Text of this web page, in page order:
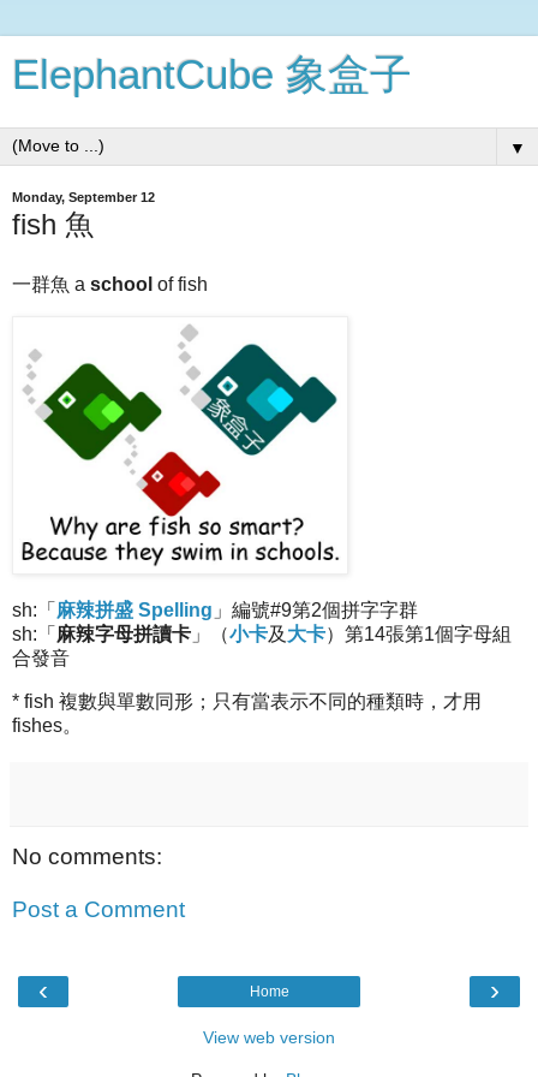
ElephantCube 象盒子
▼
Monday, September 12
fish 魚
一群魚 a school of fish
sh:「 麻辣拼盛 Spelling 」編號#9第2個拼字字群
sh:「 麻辣字母拼讀卡 」（小卡及 大卡）第14張第1個字母組
合發音
* fish 複數與單數同形；只有當表示不同的種類時，才用
fishes。
No comments:
Post a Comment
‹ ›
Home
View web version